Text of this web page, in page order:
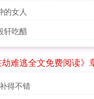
的女人
轩吃醋
劫难逃全文免费阅读》
得不错